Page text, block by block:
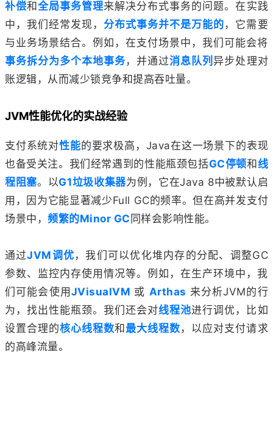
补偿和全局事务管理来解决分布式事务的问题。在实践
中，我们经常发现，分布式事务并不是万能的 ，它需要
与业务场景结合。例如，在支付场景中，我们可能会将
事务拆分为多个本地事务，并通过消息队列异步处理对
账逻辑，从而减少锁竞争和提高吞吐量。
JVM性能优化的实战经验
支付系统对性能的要求极高，Java在这一场景下的表现
也备受关注。我们经常遇到的性能瓶颈包括GC停顿和线
程阻塞。以G1垃圾收集器为例，它在Java 8中被默认启
用，因为它能显著减少Full GC的频率。但在高并发支付
场景中， 频繁的Minor GC 同样会影响性能。
通过JVM调优 ，我们可以优化堆内存的分配、调整GC
参数、监控内存使用情况等。例如，在生产环境中，我
们可能会使用JVisualVM 或 Arthas 来分析JVM的行
为，找出性能瓶颈。我们还会对线程池进行调优，比如
设置合理的核心线程数和最大线程数 ，以应对支付请求
的高峰流量。